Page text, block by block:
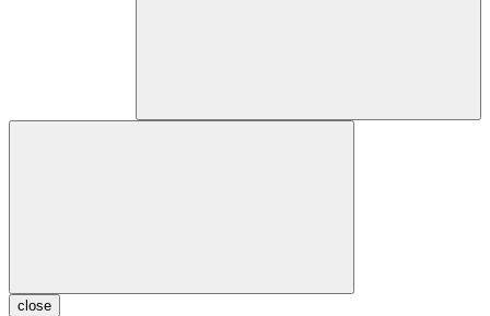
close